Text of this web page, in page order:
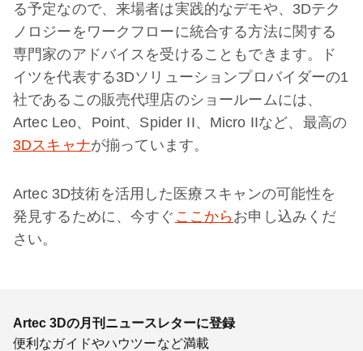
る予定なので、来場者は実践的なデモや、3Dテク
ノロジーをワークフローに統合する方法に関する
専門家のアドバイスを受けることもできます。ド
イツを代表する3Dソリューションプロバイダーの1
社であるこの販売代理店のショールームには、
Artec Leo、Point、Spider II、Micro IIなど、最高の
3Dスキャナが揃っています。
Artec 3D技術を活用した医療スキャンの可能性を
発見するために、今すぐ ここからお申し込みくだ
さい。
Artec 3Dの月刊ニュースレターに登録
便利なガイドやハウツーなど満載